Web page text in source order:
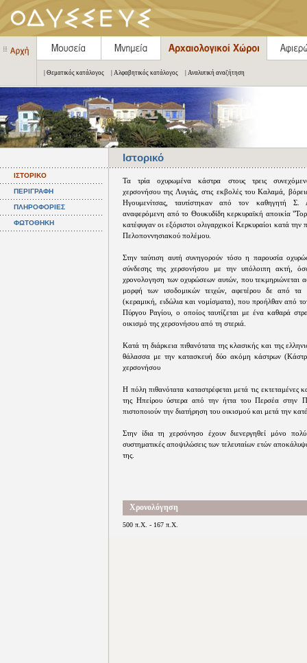
| Θεματικός κατάλογος | Αλφαβητικός κατάλογος | Αναλυτική αναζήτηση
Ιστορικό
ΙΣΤΟΡΙΚΟ
ΠΕΡΙΓΡΑΦΗ
ΠΛΗΡΟΦΟΡΙΕΣ
ΦΩΤΟΘΗΚΗ
Τα τρία οχυρωμένα κάστρα στους τρεις
χερσονήσου της Λυγιάς, στις εκβολές του Καλαμά,
Ηγουμενίτσας, ταυτίστηκαν από τον καθηγητή
αναφερόμενη από το Θουκυδίδη κερκυραϊκή αποικία
κατέφυγαν οι εξόριστοι ολιγαρχικοί Κερκυραίοι κατά την
Πελοποννησιακού πολέμου.
Στην ταύτιση αυτή συνηγορούν τόσο η παρουσία
σύνδεσης της χερσονήσου με την υπόλοιπη ακτή,
χρονολογηση των οχυρώσεων αυτών, που τεκμηριώνεται
μορφή των ισοδομικών τειχών, αφετέρου δε από τα
(κεραμική, ειδώλια και νομίσματα), που προήλθαν από
Πύργου Ραγίου, ο οποίος ταυτίζεται με ένα καθαρά
οικισμό της χερσονήσου από τη στεριά.
Κατά τη διάρκεια πιθανότατα της κλασικής και της
θάλασσα με την κατασκευή δύο ακόμη κάστρων
χερσονήσου
Η πόλη πιθανότατα καταστρέφεται μετά τις εκτεταμένες
της Ηπείρου ύστερα από την ήττα του Περσέα στην
πιστοποιούν την διατήρηση του οικισμού και μετά την
Στην ίδια τη χερσόνησο έχουν διενεργηθεί μόνο
συστηματικές αποψιλώσεις των τελευταίων ετών
της.
Χρονολόγηση
500 π.Χ. - 167 π.Χ.